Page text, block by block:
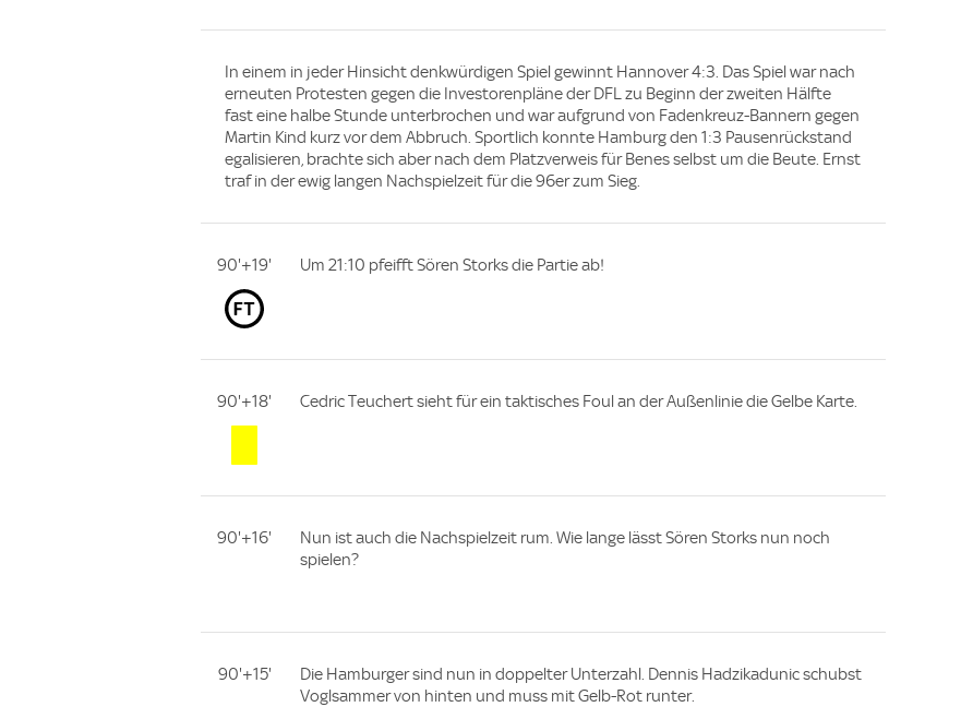
In einem in jeder Hinsicht denkwürdigen Spiel gewinnt Hannover 4:3. Das Spiel war nach
erneuten Protesten gegen die Investorenpläne der DFL zu Beginn der zweiten Hälfte
fast eine halbe Stunde unterbrochen und war aufgrund von Fadenkreuz-Bannern gegen
Martin Kind kurz vor dem Abbruch. Sportlich konnte Hamburg den 1:3 Pausenrückstand
egalisieren, brachte sich aber nach dem Platzverweis für Benes selbst um die Beute. Ernst
traf in der ewig langen Nachspielzeit für die 96er zum Sieg.
90'+19' Um 21:10 pfeifft Sören Storks die Partie ab!
90'+18' Cedric Teuchert sieht für ein taktisches Foul an der Außenlinie die Gelbe Karte.
90'+16'
Nun ist auch die Nachspielzeit rum. Wie lange lässt Sören Storks nun noch
spielen?
90'+15'
Die Hamburger sind nun in doppelter Unterzahl. Dennis Hadzikadunic schubst
Voglsammer von hinten und muss mit Gelb-Rot runter.